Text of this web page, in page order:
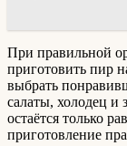
При правильной
приготовить пир
выбрать
салаты, холодец и
остаётся только
приготовление